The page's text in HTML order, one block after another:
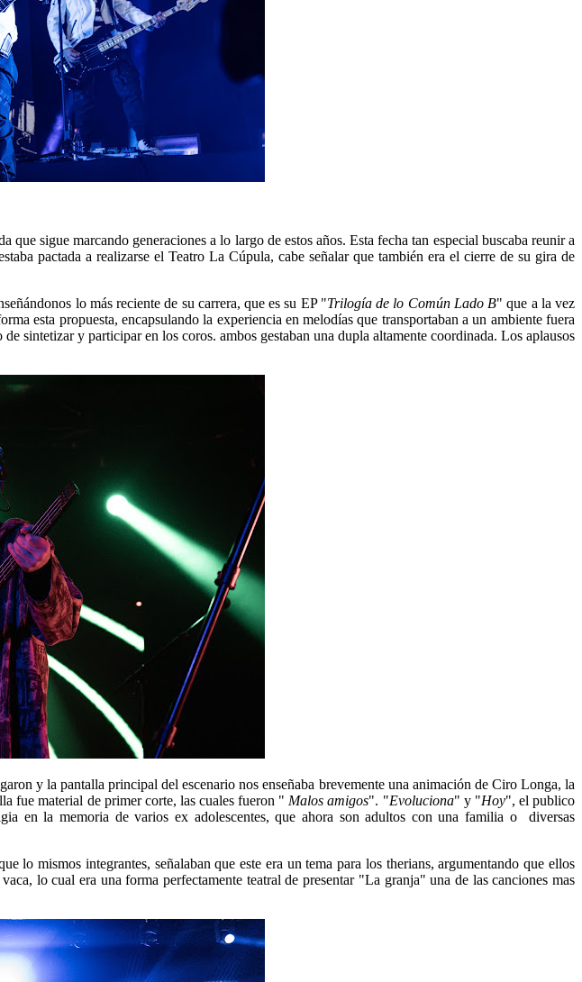
que sigue marcando generaciones a lo largo de estos años. Esta fecha tan especial buscaba reunir a
pactada a realizarse el Teatro La Cúpula, cabe señalar que también era el cierre de su gira de
lo más reciente de su carrera, que es su EP "Trilogía de lo Común Lado B" que a la vez
esta propuesta, encapsulando la experiencia en melodías que transportaban a un ambiente fuera
sintetizar y participar en los coros. ambos gestaban una dupla altamente coordinada. Los aplausos
y la pantalla principal del escenario nos enseñaba brevemente una animación de Ciro Longa, la
fue material de primer corte, las cuales fueron " Malos amigos". "Evoluciona" y "Hoy", el publico
en la memoria de varios ex adolescentes, que ahora son adultos con una familia o diversas
lo mismos integrantes, señalaban que este era un tema para los therians, argumentando que ellos
lo cual era una forma perfectamente teatral de presentar "La granja" una de las canciones mas